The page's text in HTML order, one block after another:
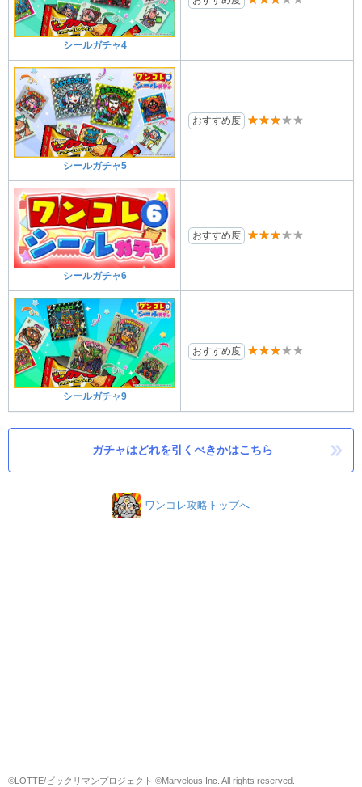
シールガチャ4
シールガチャ5
おすすめ度 ★★★★★
シールガチャ6
おすすめ度 ★★★★★
シールガチャ9
おすすめ度 ★★★★★
ガチャはどれを引くべきかはこちら
ワンコレ攻略トップへ
©LOTTE/ビックリマンプロジェクト ©Marvelous Inc. All rights reserved.